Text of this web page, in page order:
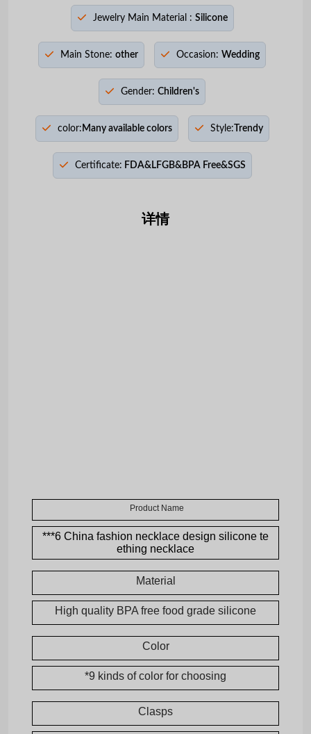
Jewelry Main Material : Silicone
Main Stone: other Occasion: Wedding
Gender: Children's
color: Many available colors Style:Trendy
Certificate: FDA&LFGB&BPA Free&SGS
详情
Product Name
***6 China fashion necklace design silicone te
ething necklace
Material
High quality BPA free food grade silicone
Color
*9 kinds of color for choosing
Clasps